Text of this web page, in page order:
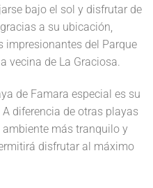
bajo el sol y disfrutar de
a su ubicación,
impresionantes del Parque
vecina de La Graciosa.
de Famara especial es su
diferencia de otras playas
más tranquilo y
disfrutar al máximo